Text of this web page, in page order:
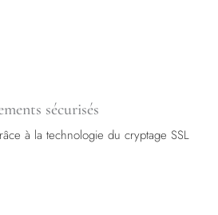
sécurisés
à la technologie du cryptage SSL